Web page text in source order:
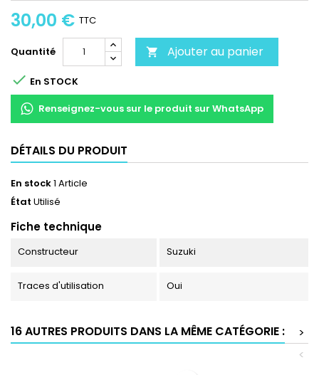
30,00 € TTC
Quantité  Ajouter au panier
 En STOCK
Renseignez-vous sur le produit sur WhatsApp
DÉTAILS DU PRODUIT
En stock1 Article
État Utilisé
Fiche technique
Constructeur Suzuki
Traces d'utilisation Oui
16 AUTRES PRODUITS DANS LA MÊME CATÉGORIE :
>
<